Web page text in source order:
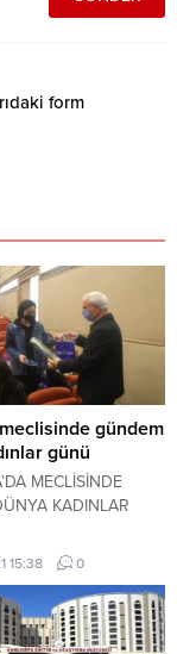
form
gündem
günü
MECLİSİNDE
KADINLAR
15:38 0